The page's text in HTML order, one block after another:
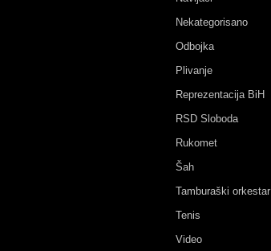
Nekategorisano
Odbojka
Plivanje
Reprezentacija BiH
RSD Sloboda
Rukomet
Šah
Tamburaški orkestar
Tenis
Video